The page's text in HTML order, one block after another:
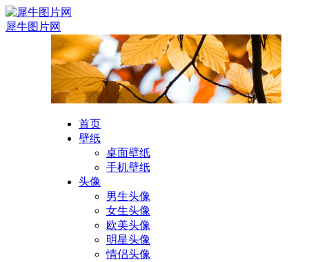
犀牛图片网
首页
壁纸
桌面壁纸
手机壁纸
头像
男生头像
女生头像
欧美头像
明星头像
情侣头像